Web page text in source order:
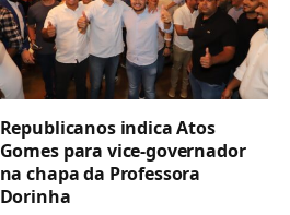
Republicanos indica Atos
Gomes para vice-governador
na chapa da Professora
Dorinha